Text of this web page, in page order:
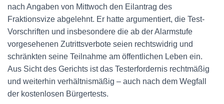
nach Angaben von Mittwoch den Eilantrag des
Fraktionsvize abgelehnt. Er hatte argumentiert, die Test-
Vorschriften und insbesondere die ab der Alarmstufe
vorgesehenen Zutrittsverbote seien rechtswidrig und
schränkten seine Teilnahme am öffentlichen Leben ein.
Aus Sicht des Gerichts ist das Testerfordernis rechtmäßig
und weiterhin verhältnismäßig – auch nach dem Wegfall
der kostenlosen Bürgertests.